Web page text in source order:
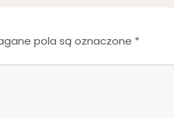
pola są oznaczone *